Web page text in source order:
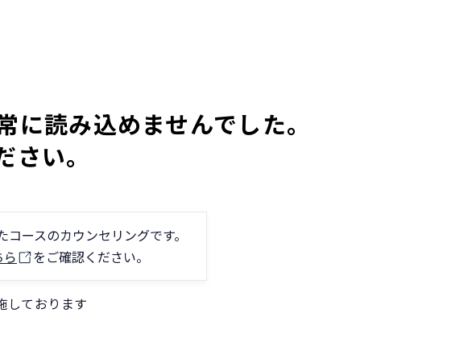
読み込めませんでした。
い。
ースのカウンセリングです。
ら をご確認ください。
しております